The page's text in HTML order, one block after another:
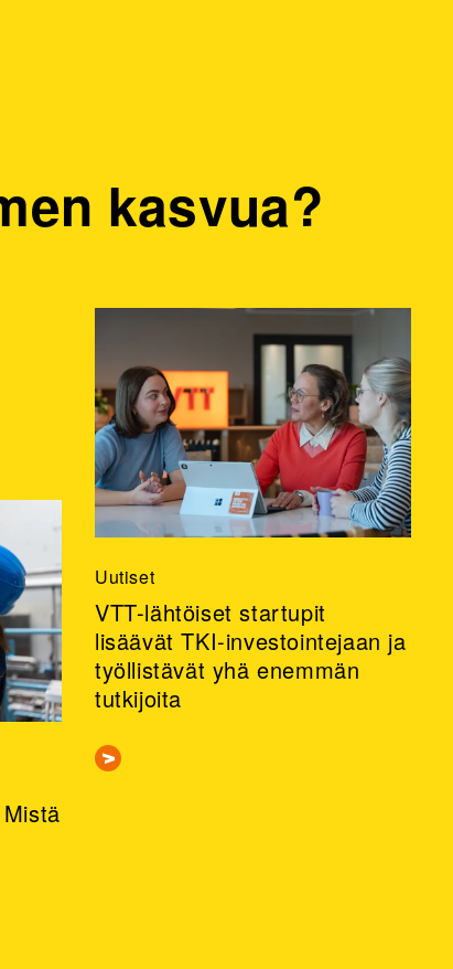
kasvua?
Uutiset
VTT-lähtöiset startupit
lisäävät TKI-investointejaan ja
työllistävät yhä enemmän
tutkijoita